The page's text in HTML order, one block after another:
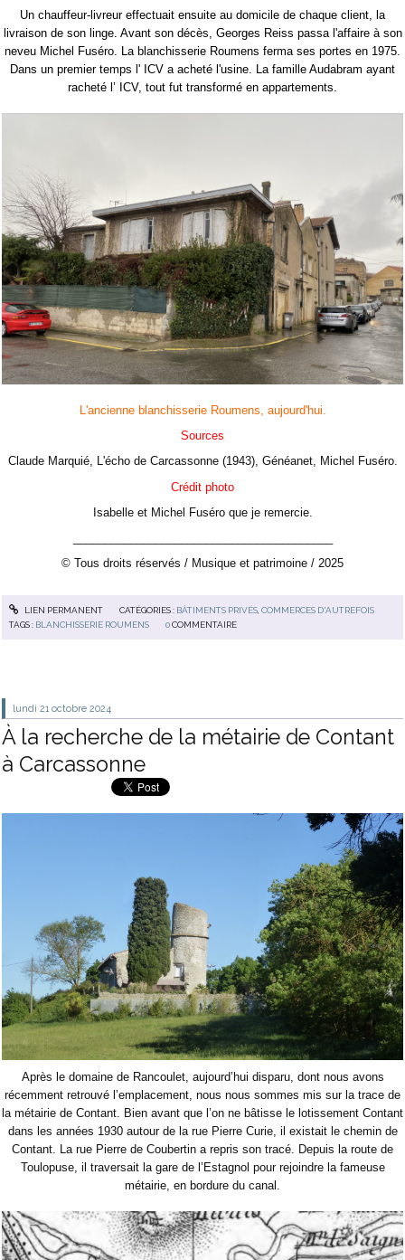
Un chauffeur-livreur effectuait ensuite au domicile de chaque client, la
livraison de son linge. Avant son décès, Georges Reiss passa l'affaire à son
neveu Michel Fuséro. La blanchisserie Roumens ferma ses portes en 1975.
Dans un premier temps l' ICV a acheté l'usine. La famille Audabram ayant
racheté l’ ICV, tout fut transformé en appartements.
L'ancienne blanchisserie Roumens, aujourd'hui.
Sources
Claude Marquié, L'écho de Carcassonne (1943), Généanet, Michel Fuséro.
Crédit photo
Isabelle et Michel Fuséro que je remercie.
© Tous droits réservés / Musique et patrimoine / 2025
LIEN PERMANENT CATÉGORIES : BÂTIMENTS PRIVÉS, COMMERCES D'AUTREFOIS
TAGS : BLANCHISSERIE ROUMENS 0 COMMENTAIRE
lundi 21 octobre 2024
À la recherche de la métairie de Contant
à Carcassonne
Après le domaine de Rancoulet, aujourd’hui disparu, dont nous avons
récemment retrouvé l’emplacement, nous nous sommes mis sur la trace de
la métairie de Contant. Bien avant que l’on ne bâtisse le lotissement Contant
dans les années 1930 autour de la rue Pierre Curie, il existait le chemin de
Contant. La rue Pierre de Coubertin a repris son tracé. Depuis la route de
Toulopuse, il traversait la gare de l’Estagnol pour rejoindre la fameuse
métairie, en bordure du canal.